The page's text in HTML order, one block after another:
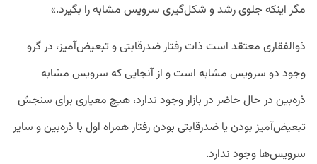
مگر اینکه جلوی رشد و شکل‌گیری سرویس مشابه را بگیرد.»
ذوالفقاری معتقد است ذات رفتار ضدرقابتی و تبعیض‌آمیز، در گرو
وجود دو سرویس مشابه است و از آنجایی که سرویس مشابه
ذره‌بین در حال حاضر در بازار وجود ندارد، هیچ‌ معیاری برای سنجش
تبعیض‌آمیز بودن یا ضدرقابتی بودن رفتار همراه اول با ذره‌بین و سایر
سرویس‌ها وجود ندارد.